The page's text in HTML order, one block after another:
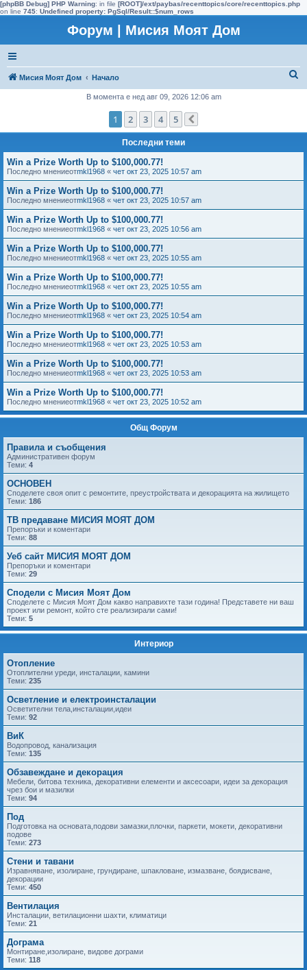
[phpBB Debug] PHP Warning: in file [ROOT]/ext/paybas/recenttopics/core/recenttopics.php
on line 745: Undefined property: PgSql/Result::$num_rows
Форум | Мисия Моят Дом
Мисия Моят Дом Начало
В момента е нед авг 09, 2026 12:06 am
1 2 3 4 5
Последни теми
Win a Prize Worth Up to $100,000.77!
Последно мнениеотmkl1968 « чет окт 23, 2025 10:57 am
Win a Prize Worth Up to $100,000.77!
Последно мнениеотmkl1968 « чет окт 23, 2025 10:57 am
Win a Prize Worth Up to $100,000.77!
Последно мнениеотmkl1968 « чет окт 23, 2025 10:56 am
Win a Prize Worth Up to $100,000.77!
Последно мнениеотmkl1968 « чет окт 23, 2025 10:55 am
Win a Prize Worth Up to $100,000.77!
Последно мнениеотmkl1968 « чет окт 23, 2025 10:55 am
Win a Prize Worth Up to $100,000.77!
Последно мнениеотmkl1968 « чет окт 23, 2025 10:54 am
Win a Prize Worth Up to $100,000.77!
Последно мнениеотmkl1968 « чет окт 23, 2025 10:53 am
Win a Prize Worth Up to $100,000.77!
Последно мнениеотmkl1968 « чет окт 23, 2025 10:53 am
Win a Prize Worth Up to $100,000.77!
Последно мнениеотmkl1968 « чет окт 23, 2025 10:52 am
Общ Форум
Правила и съобщения
Административен форум
Теми: 4
ОСНОВЕН
Споделете своя опит с ремонтите, преустройствата и декорацията на жилището
Теми: 186
ТВ предаване МИСИЯ МОЯТ ДОМ
Препоръки и коментари
Теми: 88
Уеб сайт МИСИЯ МОЯТ ДОМ
Препоръки и коментари
Теми: 29
Сподели с Мисия Моят Дом
Споделете с Мисия Моят Дом какво направихте тази година! Представете ни ваш
проект или ремонт, който сте реализирали сами!
Теми: 5
Интериор
Отопление
Отоплителни уреди, инсталации, камини
Теми: 235
Осветление и електроинсталации
Осветителни тела,инсталации,идеи
Теми: 92
ВиК
Водопровод, канализация
Теми: 135
Обзавеждане и декорация
Мебели, битова техника, декоративни елементи и аксесоари, идеи за декорация
чрез бои и мазилки
Теми: 94
Под
Подготовка на основата,подови замазки,плочки, паркети, мокети, декоративни
подове
Теми: 273
Стени и тавани
Изравняване, изолиране, грундиране, шпакловане, измазване, боядисване,
декорации
Теми: 450
Вентилация
Инсталации, ветилационни шахти, климатици
Теми: 21
Дограма
Монтиране,изолиране, видове дограми
Теми: 118